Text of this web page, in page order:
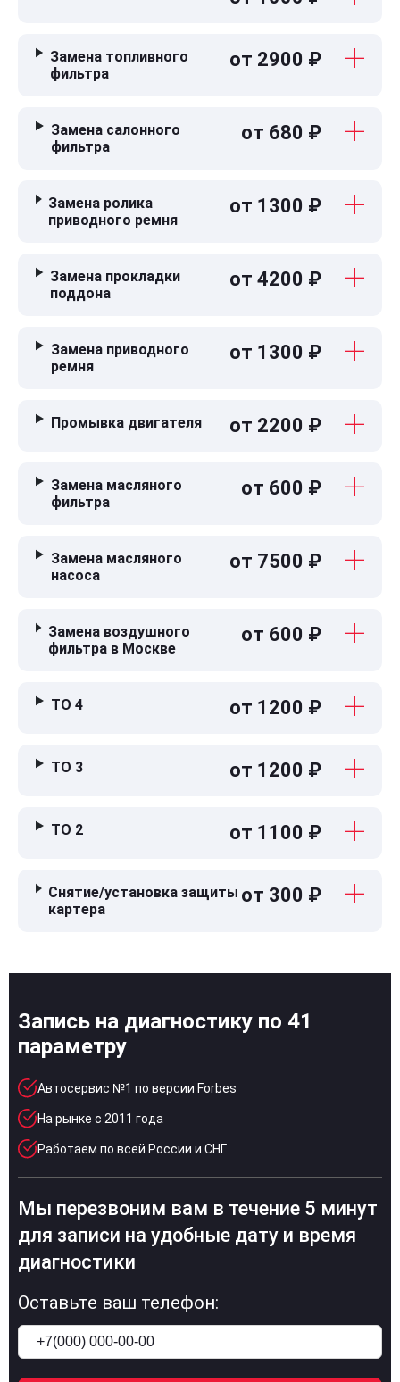
Замена топливного
фильтра
от 2900 ₽
Замена салонного
фильтра
от 680 ₽
Замена ролика
приводного ремня
от 1300 ₽
Замена прокладки
поддона
от 4200 ₽
Замена приводного
ремня
от 1300 ₽
Промывка двигателя от 2200 ₽
Замена масляного
фильтра
от 600 ₽
Замена масляного
насоса
от 7500 ₽
Замена воздушного
фильтра в Москве
от 600 ₽
ТО 4 от 1200 ₽
ТО 3 от 1200 ₽
ТО 2 от 1100 ₽
Снятие/установка защиты
картера
от 300 ₽
Запись на диагностику по 41
параметру
Автосервис №1 по версии Forbes
На рынке с 2011 года
Работаем по всей России и СНГ
Мы перезвоним вам в течение 5 минут
для записи на удобные дату и время
диагностики
Оставьте ваш телефон: